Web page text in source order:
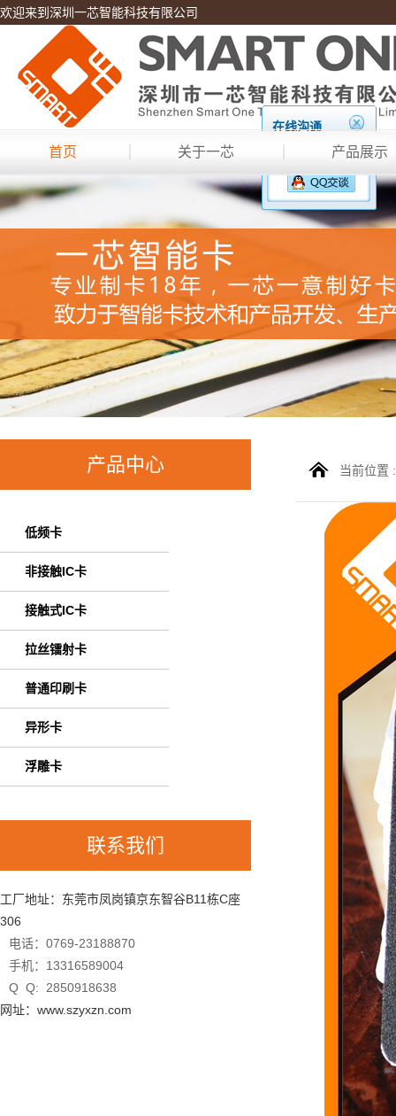
欢迎来到深圳一芯智能科技有限公司
首页 关于一芯 产品展示
产品中心
低频卡
非接触IC卡
接触式IC卡
拉丝镭射卡
普通印刷卡
异形卡
浮雕卡
联系我们
工厂地址：东莞市凤岗镇京东智谷B11栋C座
306
电话：0769-23188870
手机：13316589004
Q Q: 2850918638
网址：www.szyxzn.com
当前位置
在线沟通